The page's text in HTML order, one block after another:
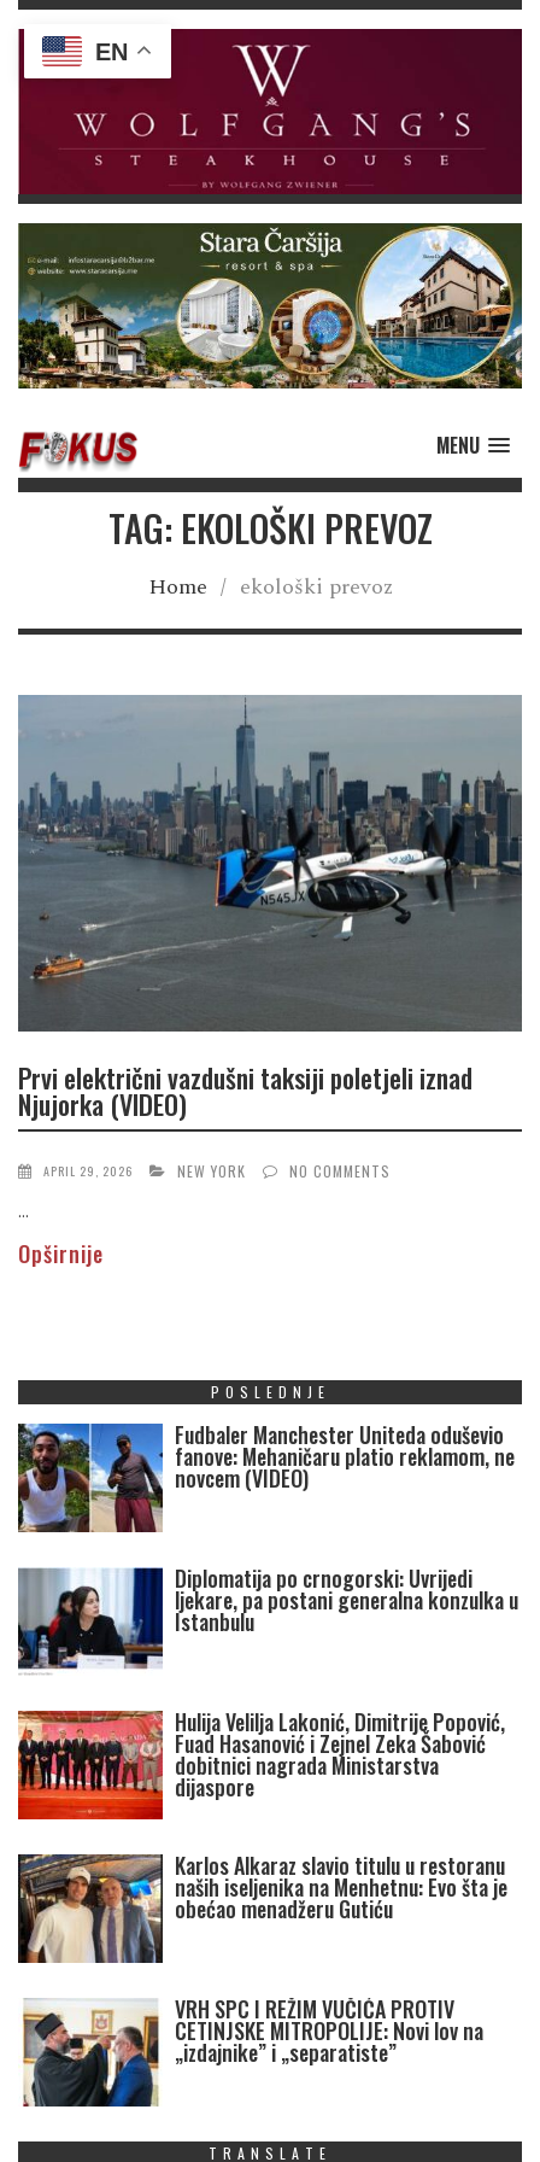
MENU
TAG: EKOLOŠKI PREVOZ
Home / ekološki prevoz
Prvi električni vazdušni taksiji poletjeli iznad
Njujorka (VIDEO)
APRIL 29, 2026 NEW YORK NO COMMENTS
...
Opširnije
POSLEDNJE
Fudbaler Manchester Uniteda oduševio
fanove: Mehaničaru platio reklamom, ne
novcem (VIDEO)
Diplomatija po crnogorski: Uvrijedi
ljekare, pa postani generalna konzulka u
Istanbulu
Hulija Velilja Lakonić, Dimitrije Popović,
Fuad Hasanović i Zejnel Zeka Šabović
dobitnici nagrada Ministarstva
dijaspore
Karlos Alkaraz slavio titulu u restoranu
naših iseljenika na Menhetnu: Evo šta je
obećao menadžeru Gutiću
VRH SPC I REŽIM VUČIĆA PROTIV
CETINJSKE MITROPOLIJE: Novi lov na
„izdajnike” i „separatiste”
TRANSLATE
EN